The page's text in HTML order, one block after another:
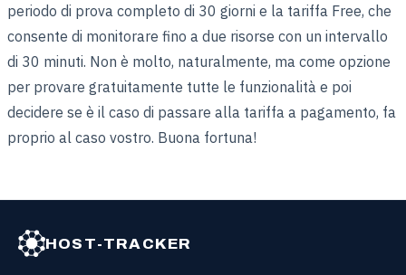
periodo di prova completo di 30 giorni e la tariffa Free, che
consente di monitorare fino a due risorse con un intervallo
di 30 minuti. Non è molto, naturalmente, ma come opzione
per provare gratuitamente tutte le funzionalità e poi
decidere se è il caso di passare alla tariffa a pagamento, fa
proprio al caso vostro. Buona fortuna!
HOST-TRACKER